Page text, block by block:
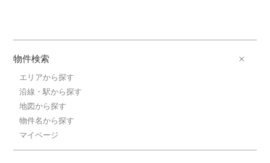
物件検索
エリアから探す
沿線・駅から探す
地図から探す
物件名から探す
マイページ